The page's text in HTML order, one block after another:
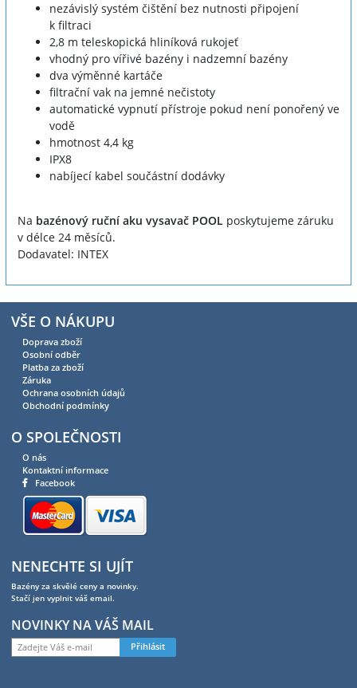
nezávislý systém čištění bez nutnosti připojení
k filtraci
2,8 m teleskopická hliníková rukojeť
vhodný pro vířivé bazény i nadzemní bazény
dva výměnné kartáče
filtrační vak na jemné nečistoty
automatické vypnutí přístroje pokud není ponořený ve
vodě
hmotnost 4,4 kg
IPX8
nabíjecí kabel součástní dodávky
Na bazénový ruční aku vysavač POOL poskytujeme záruku
v délce 24 měsíců.
Dodavatel: INTEX
VŠE O NÁKUPU
Doprava zboží
Osobní odběr
Platba za zboží
Záruka
Ochrana osobních údajů
Obchodní podmínky
O SPOLEČNOSTI
O nás
Kontaktní informace
Facebook
NENECHTE SI UJÍT
Bazény za skvělé ceny a novinky.
Stačí jen vyplnit váš email.
NOVINKY NA VÁŠ MAIL
Přihlásit